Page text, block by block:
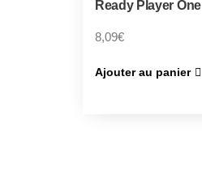
Ready Player
8,09€
Ajouter au panier